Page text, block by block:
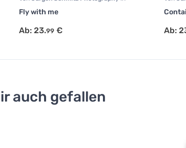
Fotografie
Fly with me
Ab: 23.99 € Ab:
auch gefallen